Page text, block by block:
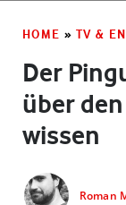
HOME » TV &
Der
über
wissen
Roman